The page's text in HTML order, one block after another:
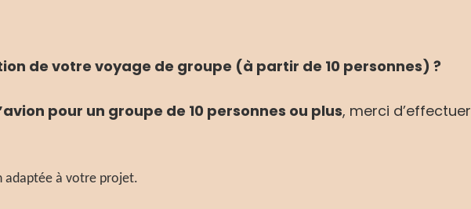
de votre voyage de groupe (à partir de 10 personnes) ?
pour un groupe de 10 personnes ou plus, merci d’effectuer
adaptée à votre projet.